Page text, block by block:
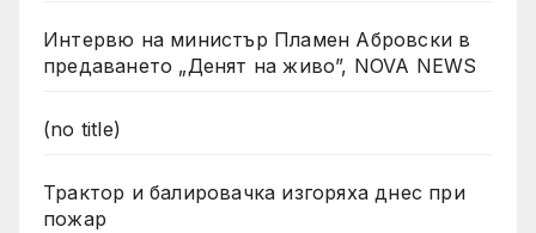
Интервю на министър Пламен Абровски в
предаването „Денят на живо”, NOVA NEWS
(no title)
Трактор и балировачка изгоряха днес при
пожар